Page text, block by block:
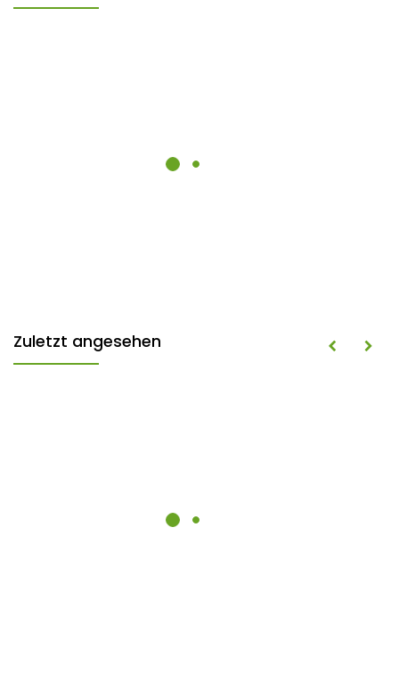
Zuletzt angesehen